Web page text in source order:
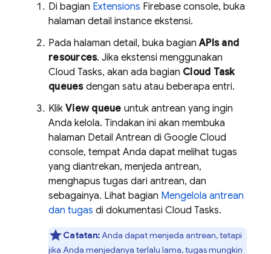
Di bagian Extensions Firebase console, buka
halaman detail instance ekstensi.
Pada halaman detail, buka bagianAPIs and
resources. Jika ekstensi menggunakan
Cloud Tasks, akan ada bagian Cloud Task
queuesdengan satu atau beberapa entri.
Klik View queue untuk antrean yang ingin
Anda kelola. Tindakan ini akan membuka
halaman Detail Antrean di Google Cloud
console, tempat Anda dapat melihat tugas
yang diantrekan, menjeda antrean,
menghapus tugas dari antrean, dan
sebagainya. Lihat bagian Mengelola antrean
dan tugas di dokumentasi Cloud Tasks.
Catatan:Anda dapat menjeda antrean, tetapi
jika Anda menjedanya terlalu lama, tugas mungkin